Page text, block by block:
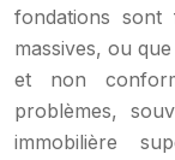
fondations sont
massives, ou
et non
problèmes,
immobilière